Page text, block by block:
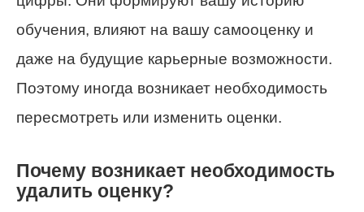
обучения, влияют на вашу самооценку и
даже на будущие карьерные возможности.
Поэтому иногда возникает необходимость
пересмотреть или изменить оценки.
Почему возникает необходимость
удалить оценку?